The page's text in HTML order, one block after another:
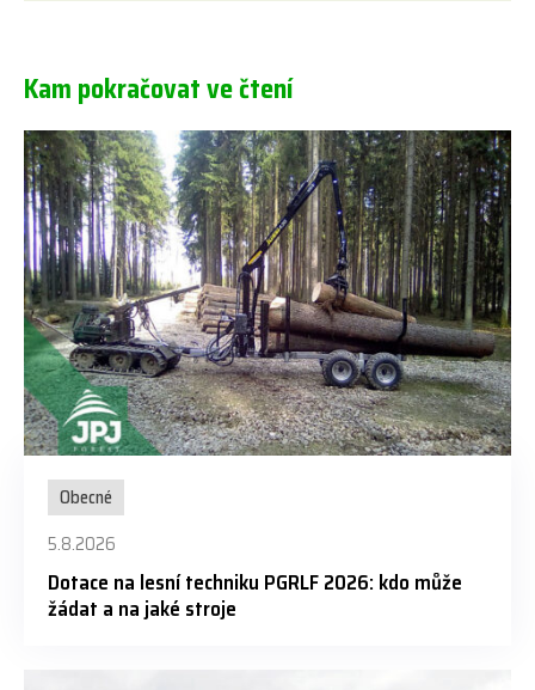
Kam pokračovat ve čtení
Obecné
5.8.2026
Dotace na lesní techniku PGRLF 2026: kdo může
žádat a na jaké stroje